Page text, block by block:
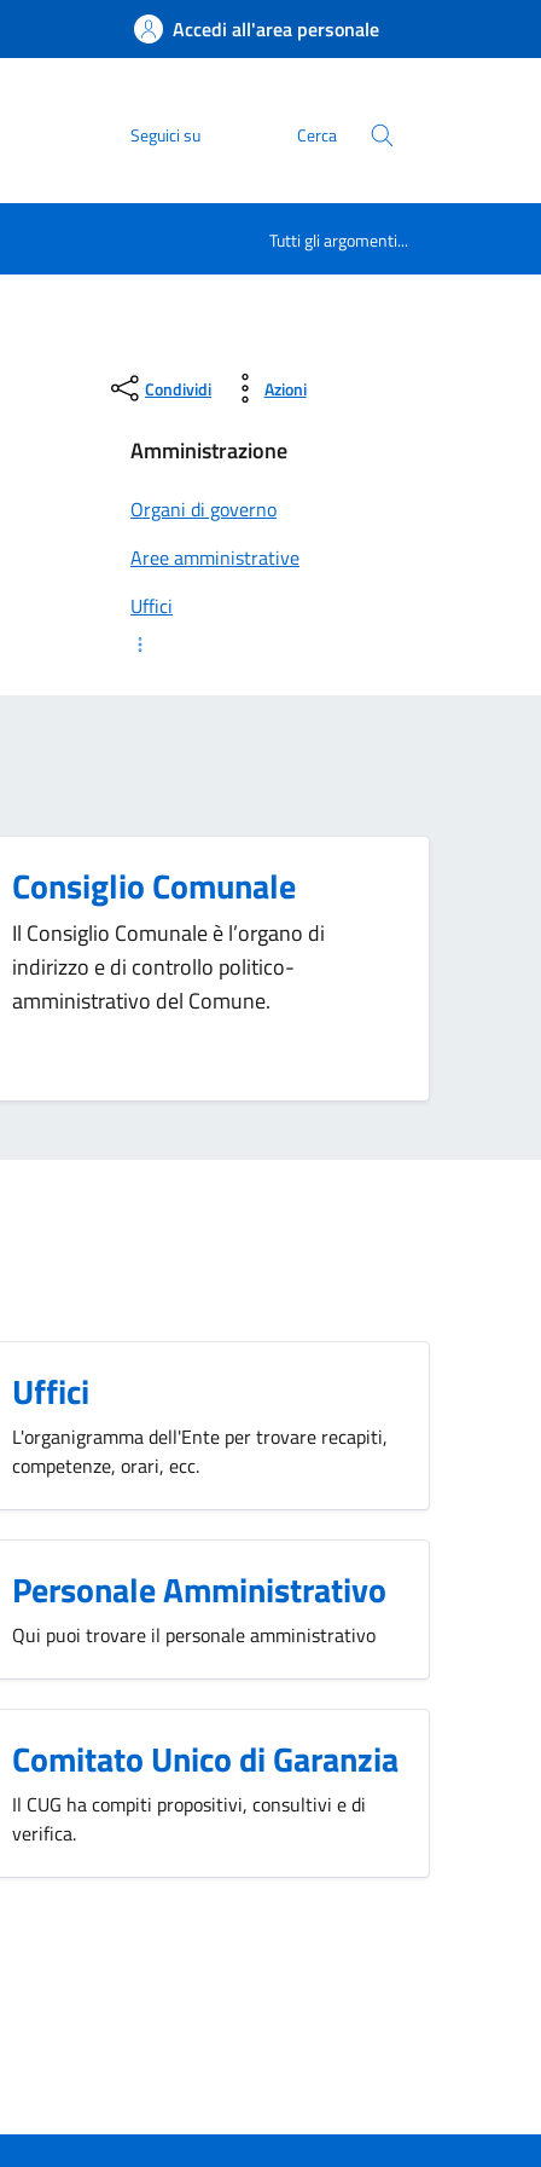
Accedi all'area personale
Seguici su Cerca
Tutti gli argomenti...
Condividi Azioni
Amministrazione
Organi di governo
Aree amministrative
Uffici
Consiglio Comunale
Il Consiglio Comunale è l’organo di
indirizzo e di controllo politico-
amministrativo del Comune.
Uffici
L'organigramma dell'Ente per trovare recapiti,
competenze, orari, ecc.
Personale Amministrativo
Qui puoi trovare il personale amministrativo
Comitato Unico di Garanzia
Il CUG ha compiti propositivi, consultivi e di
verifica.